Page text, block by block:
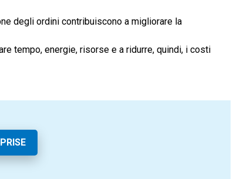
degli ordini contribuiscono a migliorare la
tempo, energie, risorse e a ridurre, quindi, i costi